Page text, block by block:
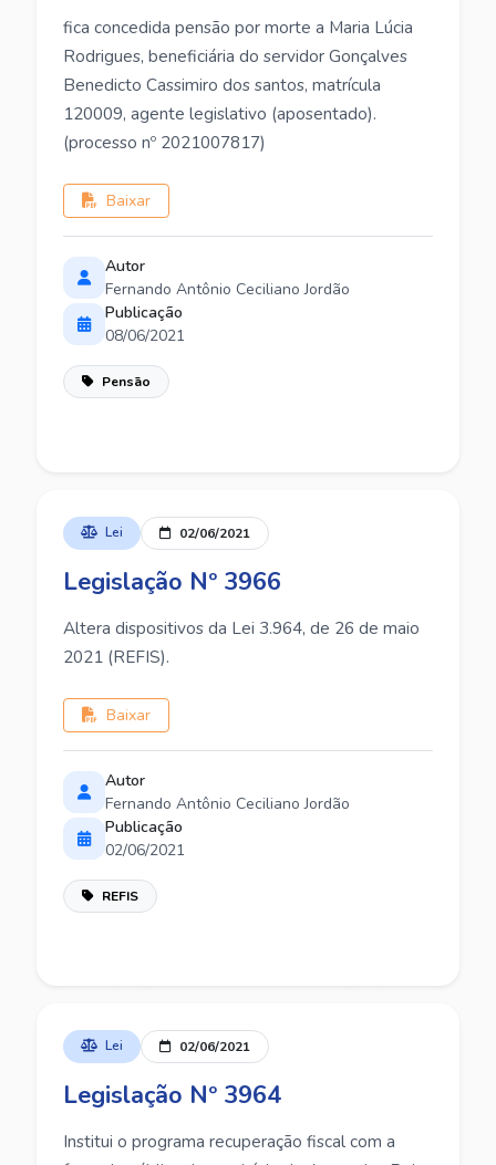
fica concedida pensão por morte a Maria Lúcia
Rodrigues, beneficiária do servidor Gonçalves
Benedicto Cassimiro dos santos, matrícula
120009, agente legislativo (aposentado).
(processo nº 2021007817)
Baixar
Autor
Fernando Antônio Ceciliano Jordão
Publicação
08/06/2021
Pensão
Lei 02/06/2021
Legislação Nº 3966
Altera dispositivos da Lei 3.964, de 26 de maio
2021 (REFIS).
Baixar
Autor
Fernando Antônio Ceciliano Jordão
Publicação
02/06/2021
REFIS
Lei 02/06/2021
Legislação Nº 3964
Institui o programa recuperação fiscal com a